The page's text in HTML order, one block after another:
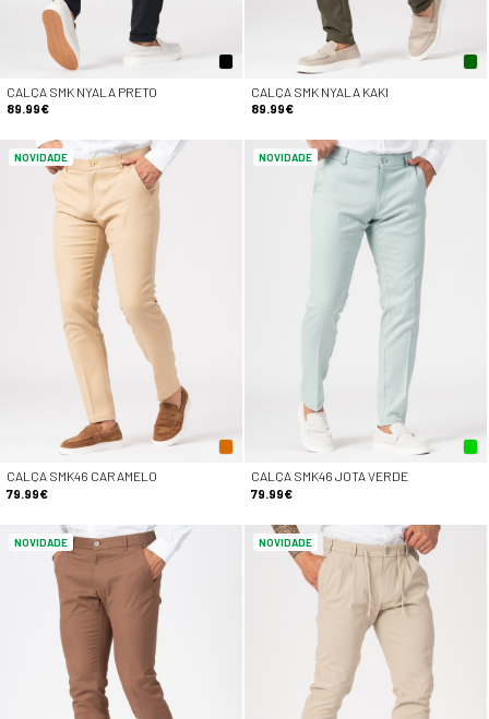
CALÇA SMK NYALA PRETO
89.99€
CALÇA SMK NYALA KAKI
89.99€
NOVIDADE
CALÇA SMK46 CARAMELO
79.99€
NOVIDADE
CALÇA SMK46 JOTA VERDE
79.99€
NOVIDADE NOVIDADE